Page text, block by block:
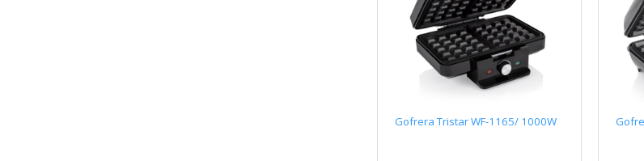
Gofrera Tristar WF-1165/ 1000W